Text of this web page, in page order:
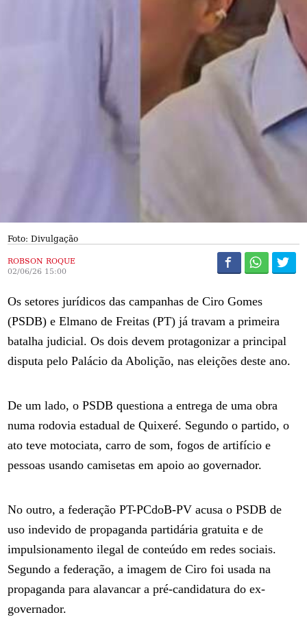
Foto: Divulgação
ROBSON ROQUE
02/06/26 15:00
Os setores jurídicos das campanhas de Ciro Gomes
(PSDB) e Elmano de Freitas (PT) já travam a primeira
batalha judicial. Os dois devem protagonizar a principal
disputa pelo Palácio da Abolição, nas eleições deste ano.
De um lado, o PSDB questiona a entrega de uma obra
numa rodovia estadual de Quixeré. Segundo o partido, o
ato teve motociata, carro de som, fogos de artifício e
pessoas usando camisetas em apoio ao governador.
No outro, a federação PT-PCdoB-PV acusa o PSDB de
uso indevido de propaganda partidária gratuita e de
impulsionamento ilegal de conteúdo em redes sociais.
Segundo a federação, a imagem de Ciro foi usada na
propaganda para alavancar a pré-candidatura do ex-
governador.